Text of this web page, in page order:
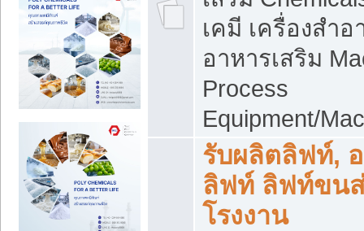
เคมี เครื่องสำ
อาหารเสริม
Process
Equipment/
รับผลิตลิฟท์,
ลิฟท์ ลิฟท์ขน
โรงงาน